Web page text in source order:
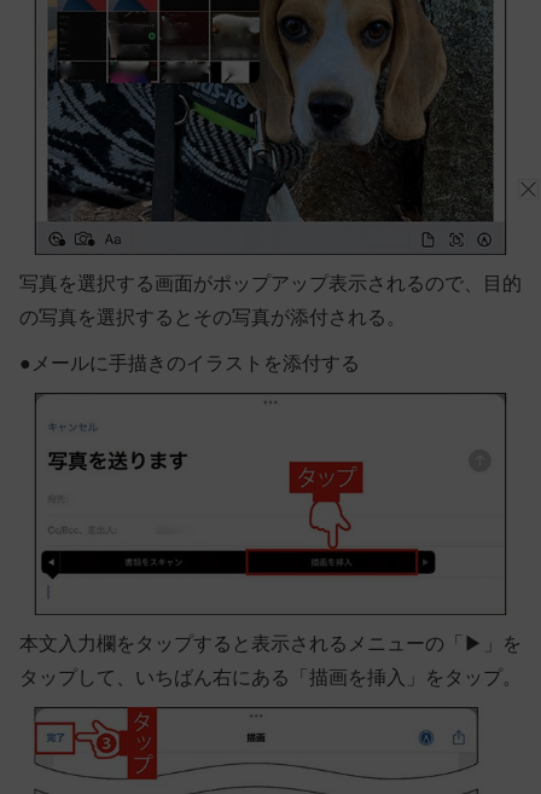
写真を選択する画面がポップアップ表示されるので、目的
の写真を選択するとその写真が添付される。
● メールに手描きのイラストを添付する
本文入力欄をタップすると表示されるメニューの「▶︎」を
タップして、いちばん右にある「描画を挿入」をタップ。